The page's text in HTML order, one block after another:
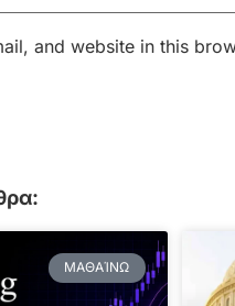
and website in this
ΜΑΘΑΊΝΩ